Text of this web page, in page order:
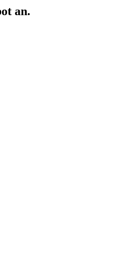
an.